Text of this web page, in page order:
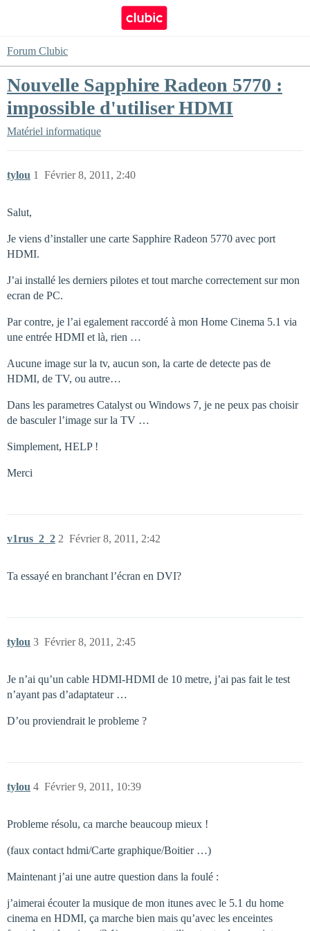
Forum Clubic
Nouvelle Sapphire Radeon 5770 :
impossible d'utiliser HDMI
Matériel informatique
tylou Février 8, 2011, 2:40
1
Salut,
Je viens d’installer une carte Sapphire Radeon 5770 avec port
HDMI.
J’ai installé les derniers pilotes et tout marche correctement sur mon
ecran de PC.
Par contre, je l’ai egalement raccordé à mon Home Cinema 5.1 via
une entrée HDMI et là, rien …
Aucune image sur la tv, aucun son, la carte de detecte pas de
HDMI, de TV, ou autre…
Dans les parametres Catalyst ou Windows 7, je ne peux pas choisir
de basculer l’image sur la TV …
Simplement, HELP !
Merci
v1rus_2_2 Février 8, 2011, 2:42
2
Ta essayé en branchant l’écran en DVI?
tylou Février 8, 2011, 2:45
3
Je n’ai qu’un cable HDMI-HDMI de 10 metre, j’ai pas fait le test
n’ayant pas d’adaptateur …
D’ou proviendrait le probleme ?
tylou Février 9, 2011, 10:39
4
Probleme résolu, ca marche beaucoup mieux !
(faux contact hdmi/Carte graphique/Boitier …)
Maintenant j’ai une autre question dans la foulé :
j’aimerai écouter la musique de mon itunes avec le 5.1 du home
cinema en HDMI, ça marche bien mais qu’avec les enceintes